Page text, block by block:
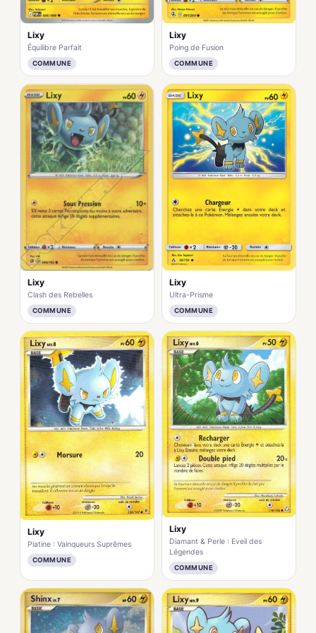
Lixy
Équilibre Parfait
COMMUNE
Lixy
Poing de Fusion
COMMUNE
Lixy
Clash des Rebelles
COMMUNE
Lixy
Ultra-Prisme
COMMUNE
Lixy
Platine : Vainqueurs Suprêmes
COMMUNE
Lixy
Diamant & Perle : Eveil des
Légendes
COMMUNE